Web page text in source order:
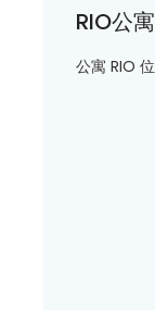
RIO公寓
公寓 RIO